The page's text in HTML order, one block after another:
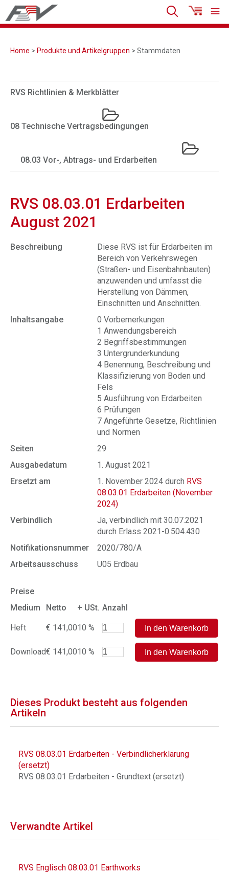
Home > Produkte und Artikelgruppen > Stammdaten
RVS Richtlinien & Merkblätter
08 Technische Vertragsbedingungen
08.03 Vor-, Abtrags- und Erdarbeiten
RVS 08.03.01 Erdarbeiten
August 2021
Beschreibung
Diese RVS ist für Erdarbeiten im
Bereich von Verkehrswegen
(Straßen- und Eisenbahnbauten)
anzuwenden und umfasst die
Herstellung von Dämmen,
Einschnitten und Anschnitten.
Inhaltsangabe
0 Vorbemerkungen
1 Anwendungsbereich
2 Begriffsbestimmungen
3 Untergrunderkundung
4 Benennung, Beschreibung und
Klassifizierung von Boden und
Fels
5 Ausführung von Erdarbeiten
6 Prüfungen
7 Angeführte Gesetze, Richtlinien
und Normen
Seiten
29
Ausgabedatum
1. August 2021
Ersetzt am
1. November 2024 durch RVS
08.03.01 Erdarbeiten (November
2024)
Verbindlich
Ja, verbindlich mit 30.07.2021
durch Erlass 2021-0.504.430
Notifikationsnummer
2020/780/A
Arbeitsausschuss
U05 Erdbau
Preise
Medium
Netto + USt. Anzahl
Heft € 141,0010 %
Download€ 141,0010 %
Dieses Produkt besteht aus folgenden
Artikeln
RVS 08.03.01 Erdarbeiten - Verbindlicherklärung
(ersetzt)
RVS 08.03.01 Erdarbeiten - Grundtext (ersetzt)
Verwandte Artikel
RVS Englisch 08.03.01 Earthworks